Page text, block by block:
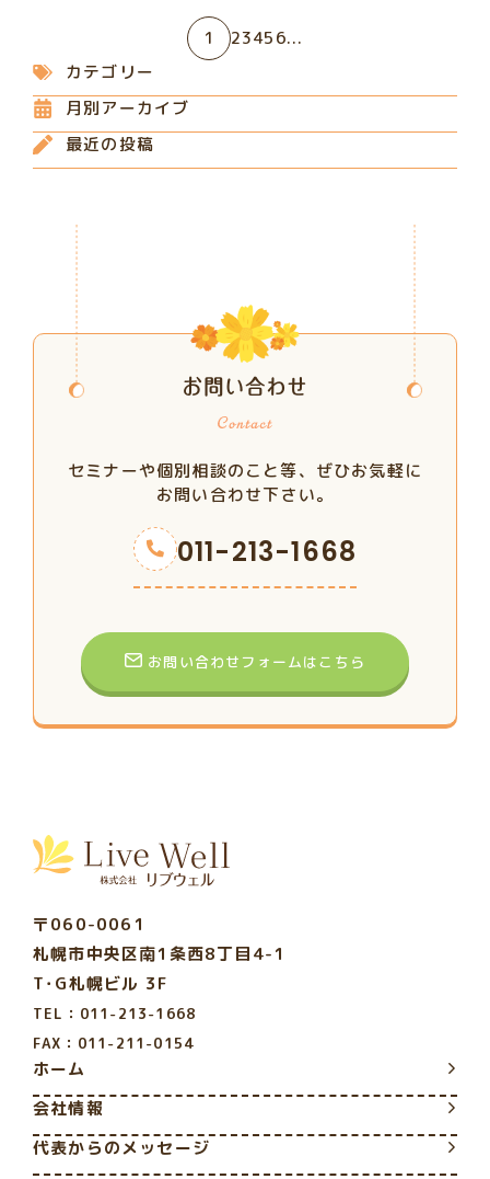
1 23456...
カテゴリー
月別アーカイブ
最近の投稿
お問い合わせ
セミナーや個別相談のこと等、ぜひお気軽に
お問い合わせ下さい。
011-213-1668
お問い合わせフォームはこちら
〒060-0061
札幌市中央区南1条西8丁目4-1
T･G札幌ビル 3F
TEL：011-213-1668
FAX：011-211-0154
ホーム
会社情報
代表からのメッセージ